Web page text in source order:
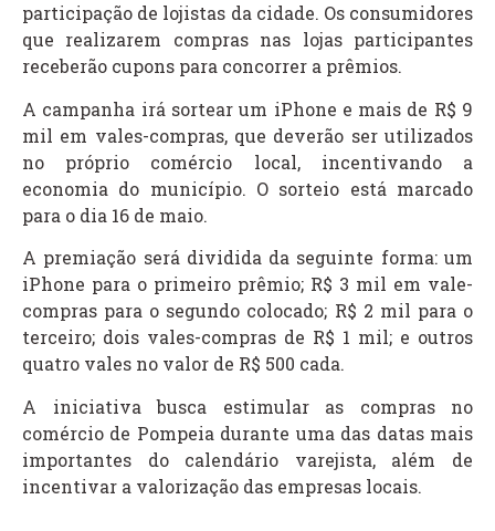
participação de lojistas da cidade. Os consumidores
que realizarem compras nas lojas participantes
receberão cupons para concorrer a prêmios.
A campanha irá sortear um iPhone e mais de R$ 9
mil em vales-compras, que deverão ser utilizados
no próprio comércio local, incentivando a
economia do município. O sorteio está marcado
para o dia 16 de maio.
A premiação será dividida da seguinte forma: um
iPhone para o primeiro prêmio; R$ 3 mil em vale-
compras para o segundo colocado; R$ 2 mil para o
terceiro; dois vales-compras de R$ 1 mil; e outros
quatro vales no valor de R$ 500 cada.
A iniciativa busca estimular as compras no
comércio de Pompeia durante uma das datas mais
importantes do calendário varejista, além de
incentivar a valorização das empresas locais.